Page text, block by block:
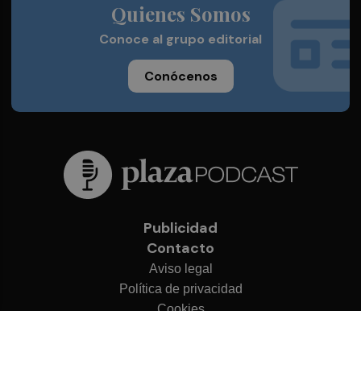
Quienes Somos
Conoce al grupo editorial
Conócenos
Publicidad
Contacto
Aviso legal
Política de privacidad
Cookies